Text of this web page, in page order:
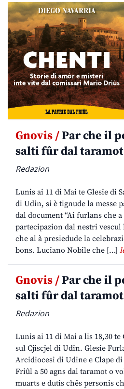
Gnovis /Par che il
salti fûr dal
Redazion
Lunis ai 11 di Mai te Glesie di
di Udin, si è tignude la messe
dal document “Ai furlans che
partecipazion dal nestri vescul
che al à presiedude la
bons. Luciano Nobile che […]
Gnovis /Par che il
salti fûr dal
Redazion
Lunis ai 11 di Mai a lis 18,30 te
sul Cjiscjel di Udin. Glesie
Arcidiocesi di Udine e Clape
Friûl a 50 agns dal taramot o
muarts e dutis chês personis